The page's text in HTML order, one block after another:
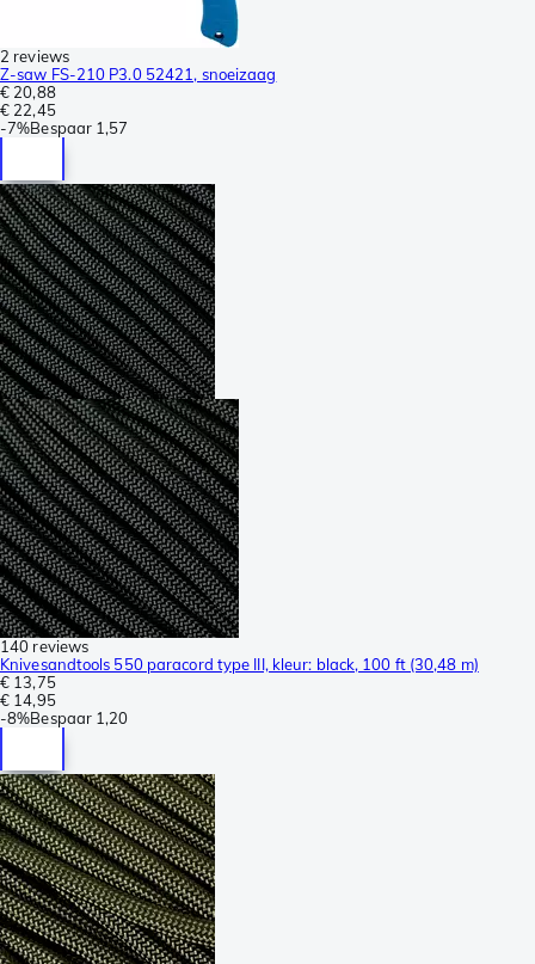
2 reviews
Z-saw FS-210 P3.0 52421, snoeizaag
€ 20,88
€ 22,45
-7%Bespaar 1,57
140 reviews
Knivesandtools 550 paracord type III, kleur: black, 100 ft (30,48 m)
€ 13,75
€ 14,95
-8%Bespaar 1,20